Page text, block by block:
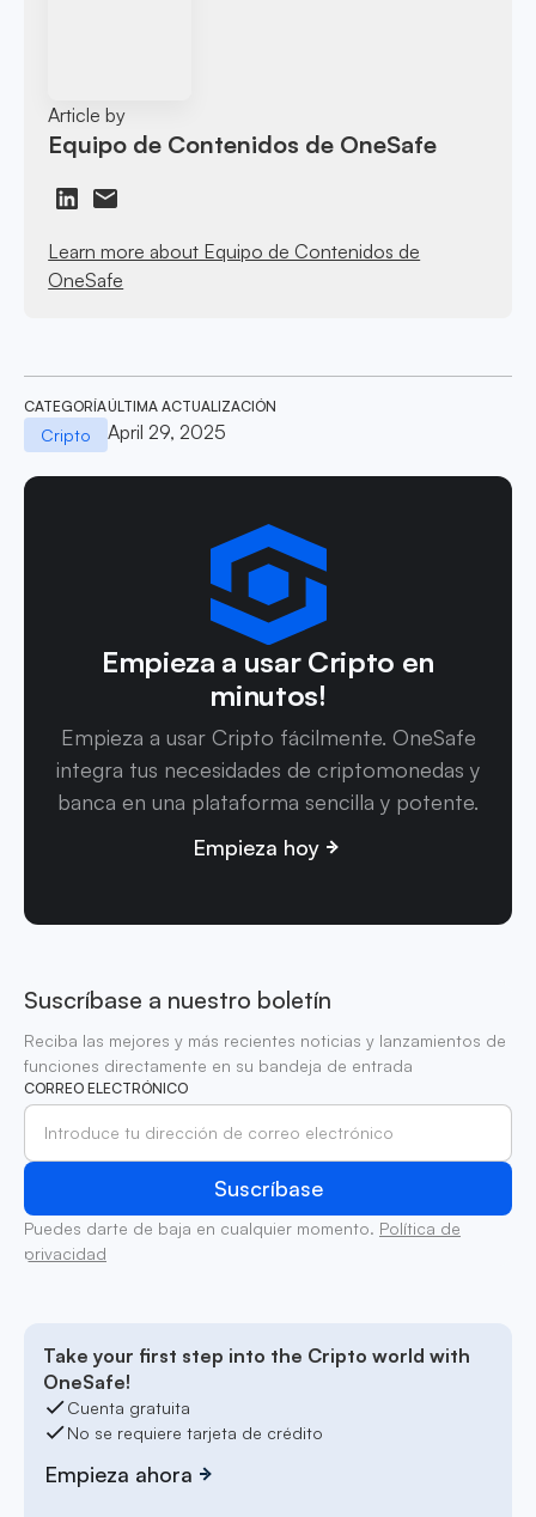
Article by
Equipo de Contenidos de OneSafe
Learn more about Equipo de Contenidos de
OneSafe
CATEGORÍA
Cripto
ÚLTIMA ACTUALIZACIÓN
April 29, 2025
Empieza a usar Cripto en
minutos!
Empieza a usar Cripto fácilmente. OneSafe
integra tus necesidades de criptomonedas y
banca en una plataforma sencilla y potente.
Empieza hoy
Suscríbase a nuestro boletín
Reciba las mejores y más recientes noticias y lanzamientos de
funciones directamente en su bandeja de entrada
CORREO ELECTRÓNICO
Puedes darte de baja en cualquier momento. Política de
privacidad
Take your first step into the Cripto world with
OneSafe!
Cuenta gratuita
No se requiere tarjeta de crédito
Empieza ahora